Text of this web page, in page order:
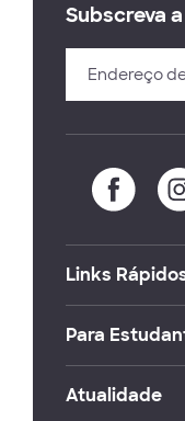
Subscreva
Links
Para
Atualidade